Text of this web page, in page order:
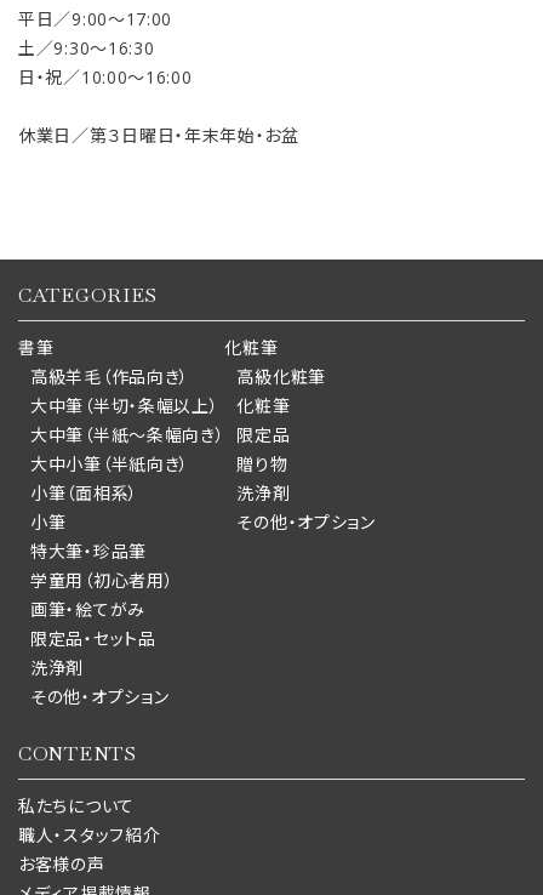
平日／9:00〜17:00
土／9:30〜16:30
日・祝／10:00〜16:00
休業日／第３日曜日・年末年始・お盆
CATEGORIES
書筆
高級羊毛（作品向き）
大中筆（半切・条幅以上）
大中筆（半紙～条幅向き）
大中小筆（半紙向き）
小筆（面相系）
小筆
特大筆・珍品筆
学童用（初心者用）
画筆・絵てがみ
限定品・セット品
洗浄剤
その他・オプション
化粧筆
高級化粧筆
化粧筆
限定品
贈り物
洗浄剤
その他・オプション
CONTENTS
私たちについて
職人・スタッフ紹介
お客様の声